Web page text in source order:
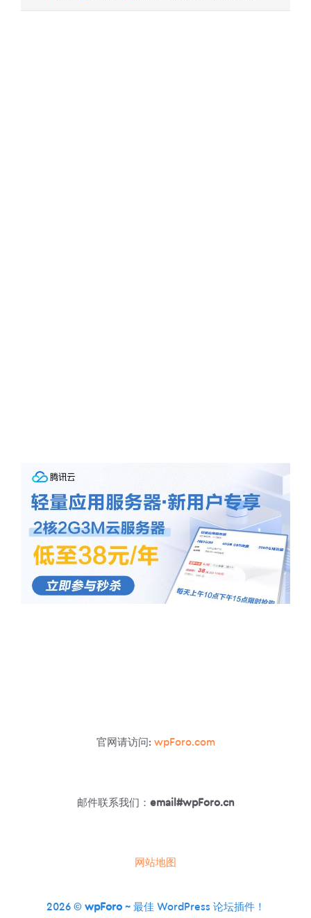
官网请访问: wpForo.com
邮件联系我们： email#wpForo.cn
网站地图
2026 © wpForo~ 最佳 WordPress 论坛插件！